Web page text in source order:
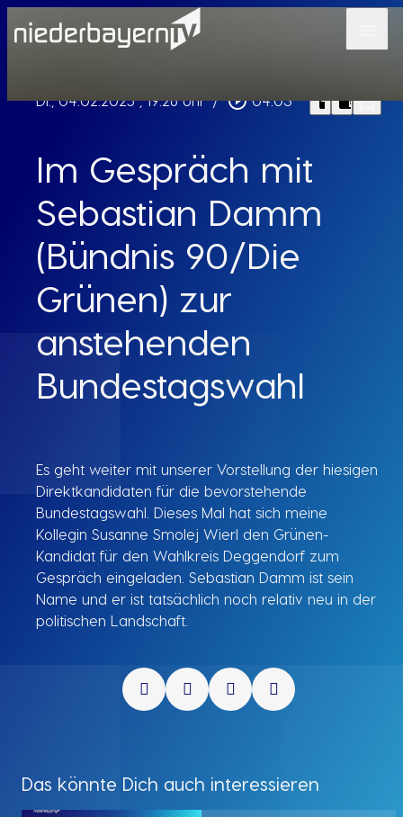
Di., 04.02.2025, 19:26 Uhr / play_circle_outline 04:03 headphoneschrome_reader_modebookmark_border
Im Gespräch mit
Sebastian Damm
(Bündnis 90/Die
Grünen) zur
anstehenden
Bundestagswahl
Es geht weiter mit unserer Vorstellung der hiesigen
Direktkandidaten für die bevorstehende
Bundestagswahl. Dieses Mal hat sich meine
Kollegin Susanne Smolej Wierl den Grünen-
Kandidat für den Wahlkreis Deggendorf zum
Gespräch eingeladen. Sebastian Damm ist sein
Name und er ist tatsächlich noch relativ neu in der
politischen Landschaft.
Das könnte Dich auch interessieren